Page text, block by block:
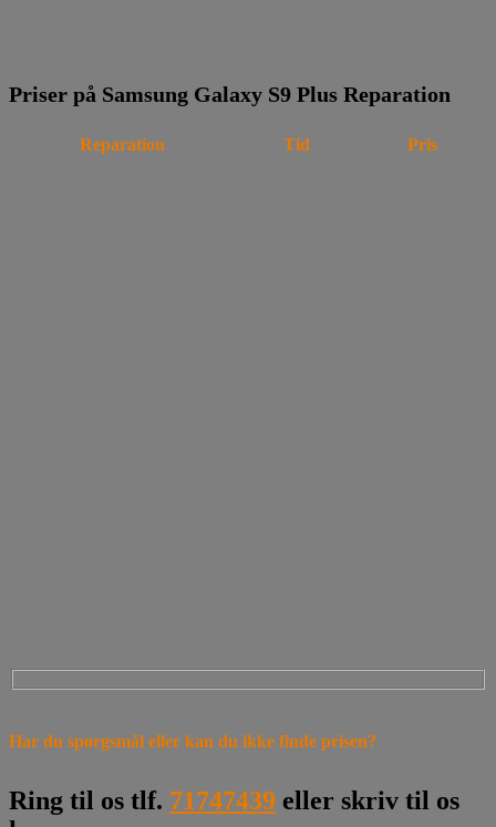
Priser på Samsung Galaxy S9 Plus Reparation
Reparation Tid Pris
Har du spørgsmål eller kan du ikke finde prisen?
Ring til os tlf. 71747439 eller skriv til os